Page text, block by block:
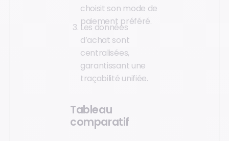
choisit son mode de
paiement préféré.
Les données
d’achat sont
centralisées,
garantissant une
traçabilité unifiée.
Tableau
comparatif